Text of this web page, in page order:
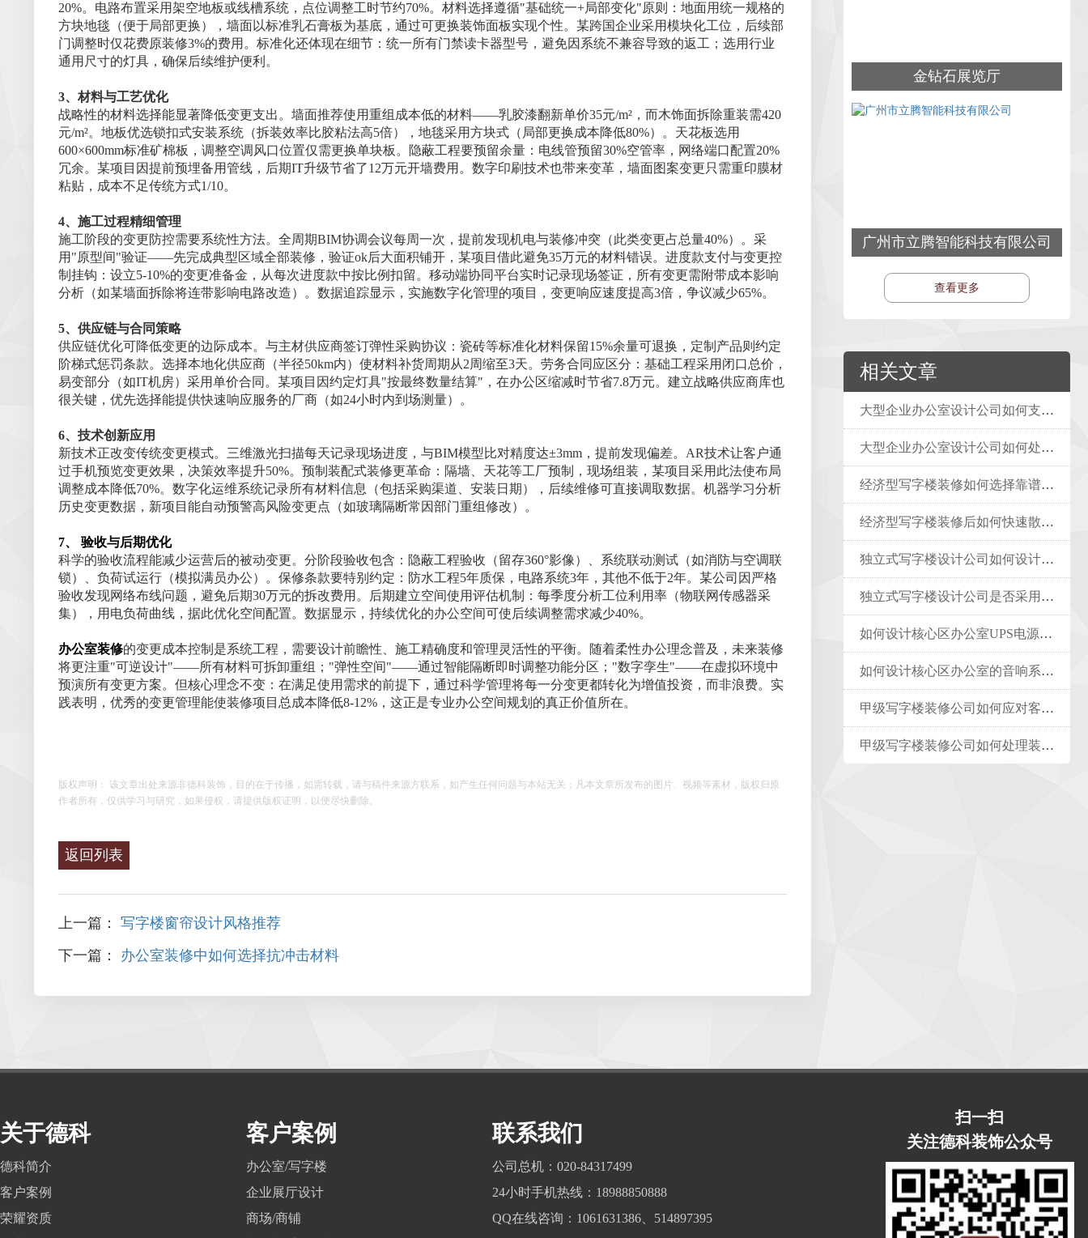
20%。电路布置采用架空地板或线槽系统，点位调整工时节约70%。材料选择遵循"基础统一+局部变化"原则：地面用统一规格的
方块地毯（便于局部更换），墙面以标准乳石膏板为基底，通过可更换装饰面板实现个性。某跨国企业采用模块化工位，后续部
门调整时仅花费原装修3%的费用。标准化还体现在细节：统一所有门禁读卡器型号，避免因系统不兼容导致的返工；选用行业
通用尺寸的灯具，确保后续维护便利。
3、材料与工艺优化
战略性的材料选择能显著降低变更支出。墙面推荐使用重组成本低的材料——乳胶漆翻新单价35元/m²，而木饰面拆除重装需420
元/m²。地板优选锁扣式安装系统（拆装效率比胶粘法高5倍），地毯采用方块式（局部更换成本降低80%）。天花板选用
600×600mm标准矿棉板，调整空调风口位置仅需更换单块板。隐蔽工程要预留余量：电线管预留30%空管率，网络端口配置20%
冗余。某项目因提前预埋备用管线，后期IT升级节省了12万元开墙费用。数字印刷技术也带来变革，墙面图案变更只需重印膜材
粘贴，成本不足传统方式1/10。
4、施工过程精细管理
施工阶段的变更防控需要系统性方法。全周期BIM协调会议每周一次，提前发现机电与装修冲突（此类变更占总量40%）。采
用"原型间"验证——先完成典型区域全部装修，验证ok后大面积铺开，某项目借此避免35万元的材料错误。进度款支付与变更控
制挂钩：设立5-10%的变更准备金，从每次进度款中按比例扣留。移动端协同平台实时记录现场签证，所有变更需附带成本影响
分析（如某墙面拆除将连带影响电路改造）。数据追踪显示，实施数字化管理的项目，变更响应速度提高3倍，争议减少65%。
5、供应链与合同策略
供应链优化可降低变更的边际成本。与主材供应商签订弹性采购协议：瓷砖等标准化材料保留15%余量可退换，定制产品则约定
阶梯式惩罚条款。选择本地化供应商（半径50km内）使材料补货周期从2周缩至3天。劳务合同应区分：基础工程采用闭口总价，
易变部分（如IT机房）采用单价合同。某项目因约定灯具"按最终数量结算"，在办公区缩减时节省7.8万元。建立战略供应商库也
很关键，优先选择能提供快速响应服务的厂商（如24小时内到场测量）。
6、技术创新应用
新技术正改变传统变更模式。三维激光扫描每天记录现场进度，与BIM模型比对精度达±3mm，提前发现偏差。AR技术让客户通
过手机预览变更效果，决策效率提升50%。预制装配式装修更革命：隔墙、天花等工厂预制，现场组装，某项目采用此法使布局
调整成本降低70%。数字化运维系统记录所有材料信息（包括采购渠道、安装日期），后续维修可直接调取数据。机器学习分析
历史变更数据，新项目能自动预警高风险变更点（如玻璃隔断常因部门重组修改）。
7、 验收与后期优化
科学的验收流程能减少运营后的被动变更。分阶段验收包含：隐蔽工程验收（留存360°影像）、系统联动测试（如消防与空调联
锁）、负荷试运行（模拟满员办公）。保修条款要特别约定：防水工程5年质保，电路系统3年，其他不低于2年。某公司因严格
验收发现网络布线问题，避免后期30万元的拆改费用。后期建立空间使用评估机制：每季度分析工位利用率（物联网传感器采
集），用电负荷曲线，据此优化空间配置。数据显示，持续优化的办公空间可使后续调整需求减少40%。
办公室装修的变更成本控制是系统工程，需要设计前瞻性、施工精确度和管理灵活性的平衡。随着柔性办公理念普及，未来装修
将更注重"可逆设计"——所有材料可拆卸重组；"弹性空间"——通过智能隔断即时调整功能分区；"数字孪生"——在虚拟环境中
预演所有变更方案。但核心理念不变：在满足使用需求的前提下，通过科学管理将每一分变更都转化为增值投资，而非浪费。实
践表明，优秀的变更管理能使装修项目总成本降低8-12%，这正是专业办公空间规划的真正价值所在。
版权声明： 该文章出处来源非德科装饰，目的在于传播，如需转载，请与稿件来源方联系，如产生任何问题与本站无关；凡本文章所发布的图片、视频等素材，版权归原
作者所有，仅供学习与研究，如果侵权，请提供版权证明，以便尽快删除。
返回列表
上一篇： 写字楼窗帘设计风格推荐
下一篇： 办公室装修中如何选择抗冲击材料
金钻石展览厅
广州市立腾智能科技有限公司
查看更多
相关文章
大型企业办公室设计公司如何支持企业的可持续发展战略？
大型企业办公室设计公司如何处理客户反馈
经济型写字楼装修如何选择靠谱包工头
经济型写字楼装修后如何快速散味
独立式写字楼设计公司如何设计低能耗写字楼
独立式写字楼设计公司是否采用参数化设计方法
如何设计核心区办公室UPS电源系统
如何设计核心区办公室的音响系统
甲级写字楼装修公司如何应对客户的个性化定制需求
甲级写字楼装修公司如何处理装修过程中知识产权问题
关于德科
德科简介
客户案例
荣耀资质
客户案例
办公室/写字楼
企业展厅设计
商场/商铺
联系我们
公司总机：020-84317499
24小时手机热线：18988850888
QQ在线咨询：1061631386、514897395
扫一扫
关注德科装饰公众号